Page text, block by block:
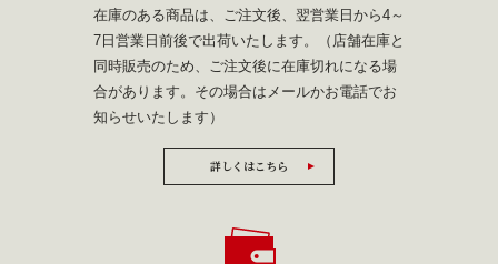
在庫のある商品は、ご注文後、翌営業日から4～
7日営業日前後で出荷いたします。（店舗在庫と
同時販売のため、ご注文後に在庫切れになる場
合があります。その場合はメールかお電話でお
知らせいたします）
詳しくはこちら